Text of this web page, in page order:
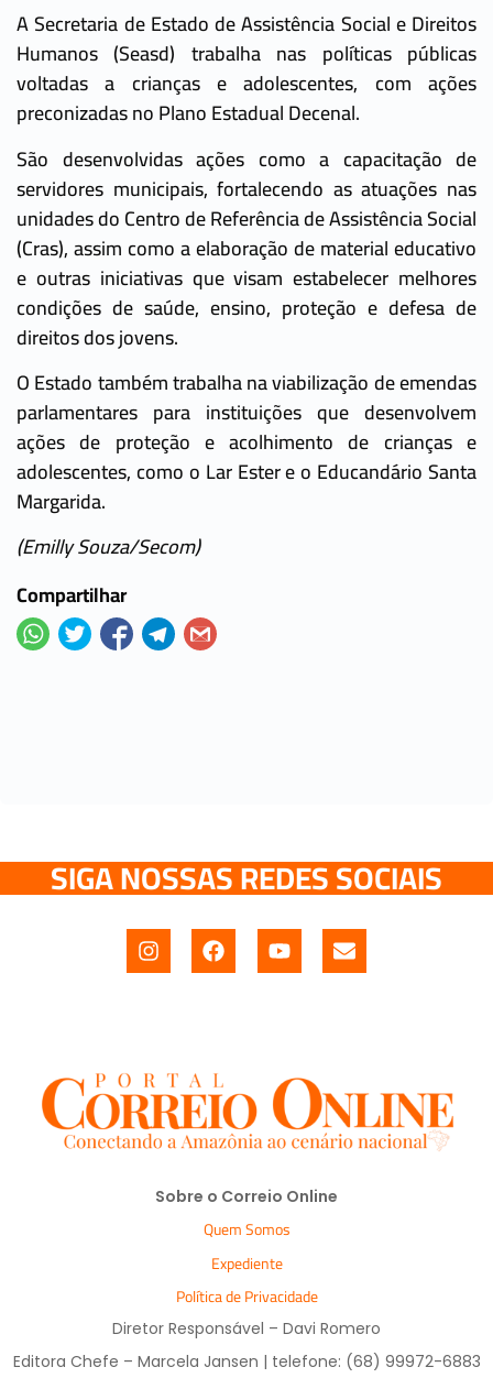
A Secretaria de Estado de Assistência Social e Direitos
Humanos (Seasd) trabalha nas políticas públicas
voltadas a crianças e adolescentes, com ações
preconizadas no Plano Estadual Decenal.
São desenvolvidas ações como a capacitação de
servidores municipais, fortalecendo as atuações nas
unidades do Centro de Referência de Assistência Social
(Cras), assim como a elaboração de material educativo
e outras iniciativas que visam estabelecer melhores
condições de saúde, ensino, proteção e defesa de
direitos dos jovens.
O Estado também trabalha na viabilização de emendas
parlamentares para instituições que desenvolvem
ações de proteção e acolhimento de crianças e
adolescentes, como o Lar Ester e o Educandário Santa
Margarida.
(Emilly Souza/Secom)
Compartilhar
SIGA NOSSAS REDES SOCIAIS
Sobre o Correio Online
Quem Somos
Expediente
Política de Privacidade
Diretor Responsável – Davi Romero
Editora Chefe – Marcela Jansen | telefone: (68) 99972-6883